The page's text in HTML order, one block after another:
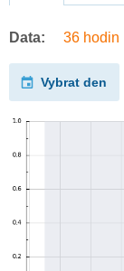
Data: 36 hodin
Vybrat den